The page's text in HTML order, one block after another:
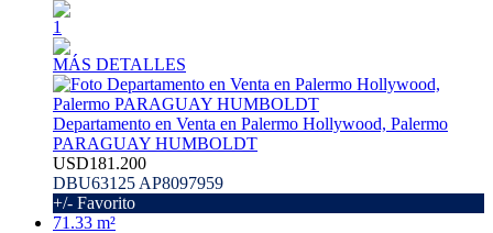
1
MÁS DETALLES
Departamento en Venta en Palermo Hollywood, Palermo
PARAGUAY HUMBOLDT
USD181.200
DBU63125 AP8097959
+/- Favorito
71.33 m²